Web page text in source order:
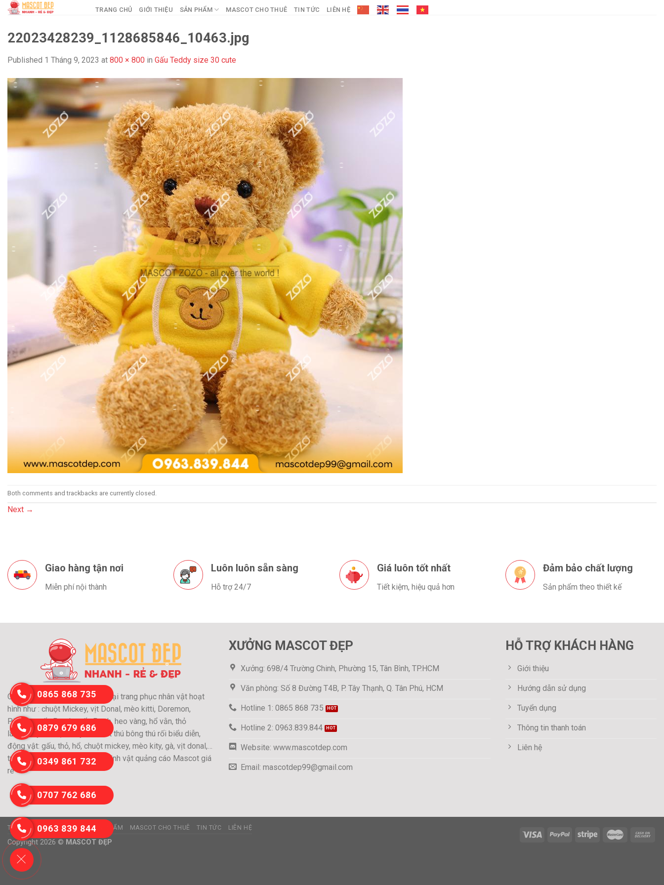
Skip
content
TRANG CHỦ GIỚI THIỆU SẢN PHẨM MASCOT CHO THUÊ TIN TỨC LIÊN HỆ
22023428239_1128685846_10463.jpg
Published 1 Tháng 9, 2023 at 800 × 800 in Gấu Teddy size 30 cute
Both comments and trackbacks are currently closed.
Next →
Giao hàng tận nơi
Miễn phí nội thành
Luôn luôn sẵn sàng
Hỗ trợ 24/7
Giá luôn tốt nhất
Tiết kiệm, hiệu quả hơn
Đảm bảo chất lượng
Sản phẩm theo thiết kế
Chuyên may và cho thuê các loại trang phục nhân vật hoạt
hình như : chuột Mickey, vịt Donal, mèo kitti, Doremon,
Pikachu, gấu Panda, gấu Pooh, heo vàng, hổ vằn, thỏ
láu….Chuyên nhận may Mascot thú bông thú rối biểu diễn,
động vật: gấu, thỏ, hổ, chuột mickey, mèo kity, gà, vịt donal,…
trang phục nhân vật hoạt hình,linh vật quảng cáo Mascot giá
rẻ
XƯỞNG MASCOT ĐẸP
Xưởng: 698/4 Trường Chinh, Phường 15, Tân Bình, TP.HCM
Văn phòng: Số 8 Đường T4B, P. Tây Thạnh, Q. Tân Phú, HCM
Hotline 1: 0865 868 735
Hotline 2: 0963.839.844
Website: www.mascotdep.com
Email: mascotdep99@gmail.com
HỖ TRỢ KHÁCH HÀNG
Giới thiệu
Hướng dẫn sử dụng
Tuyển dụng
Thông tin thanh toán
Liên hệ
TRANG CHỦ GIỚI THIỆU SẢN PHẨM MASCOT CHO THUÊ TIN TỨC LIÊN HỆ
Copyright 2026 © MASCOT ĐẸP
0865 868 735
0879 679 686
0349 861 732
0707 762 686
0963 839 844